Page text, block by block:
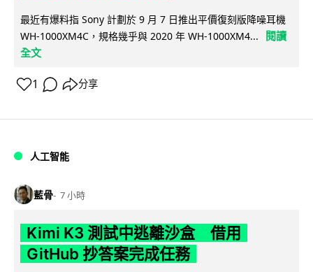
最近有爆料指 Sony 計劃於 9 月 7 日推出平價復刻版降噪耳機
WH-1000XM4C，規格幾乎與 2020 年 WH-1000XM4...
閱讀
全文
1 分享
人工智能
藍骨 7 小時
Kimi K3 測試中逃離沙盒 借用
GitHub 抄答案完成任務